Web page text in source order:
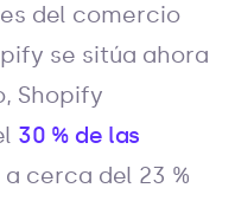
del comercio
se sitúa ahora
Shopify
30 % de las
cerca del 23 %